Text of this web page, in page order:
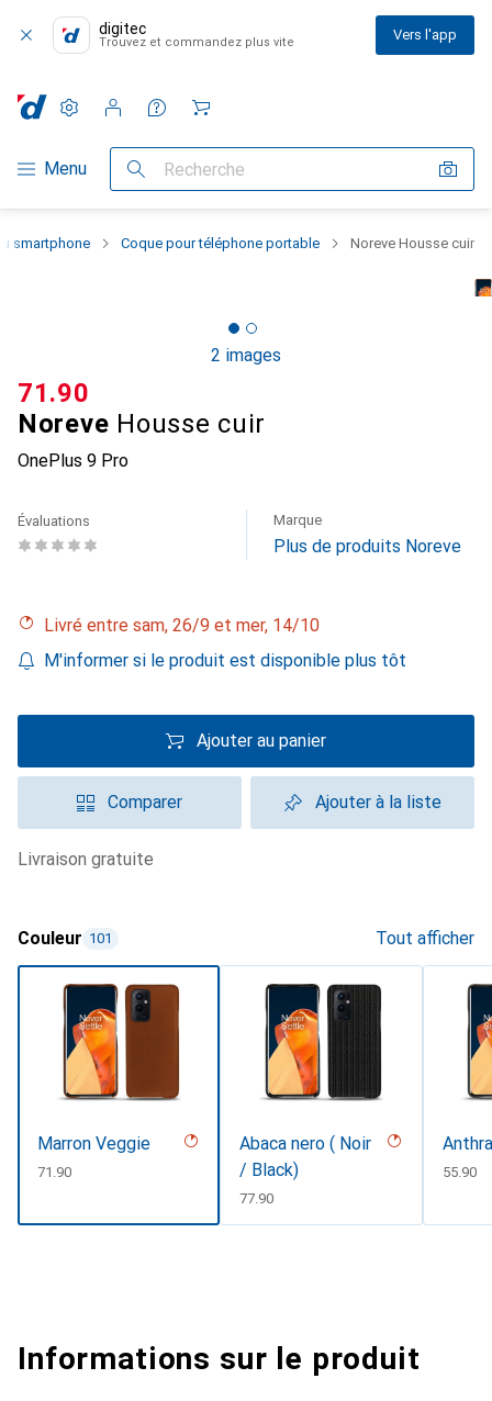
digitec
Trouvez et commandez plus vite Vers l'app
Navigation par catégorie
Menu Recherche
Paramètres
Compte client
Listes de comparaison
Listes d'envies
Panier
smartphone Coque pour téléphone portable Noreve Housse cuir
2 images
Noreve Housse cuir
OnePlus 9 Pro
CHF
71.90
Évaluations Marque
Plus de produits Noreve
Livré entre sam, 26/9 et mer, 14/10
M'informer si le produit est disponible plus tôt
Ajouter au panier
Comparer Ajouter à la liste
livraison gratuite
Couleur 101 Tout afficher
Marron Veggie
CHF
71.90
Abaca nero ( Noir
/ Black)
CHF
77.90
CHF
55.90
Informations sur le produit